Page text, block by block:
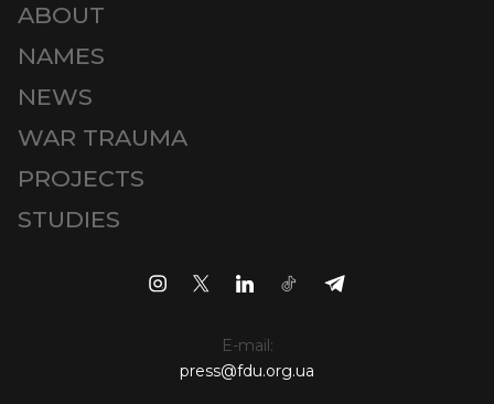
ABOUT
NAMES
NEWS
WAR TRAUMA
PROJECTS
STUDIES
E-mail:
press@fdu.org.ua